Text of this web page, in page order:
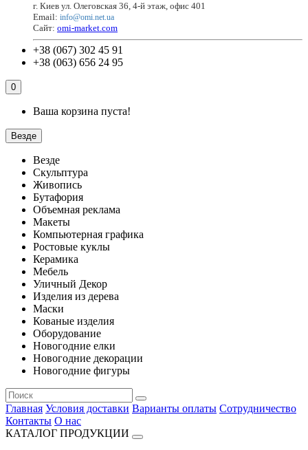
г. Киев ул. Олеговская 36, 4-й этаж, офис 401
Email: info@omi.net.ua
Сайт: omi-market.com
+38 (067) 302 45 91
+38 (063) 656 24 95
0
Ваша корзина пуста!
Везде
Везде
Скульптура
Живопись
Бутафория
Объемная реклама
Макеты
Компьютерная графика
Ростовые куклы
Керамика
Мебель
Уличный Декор
Изделия из дерева
Маски
Кованые изделия
Оборудование
Новогодние елки
Новогодние декорации
Новогодние фигуры
Главная Условия доставки Варианты оплаты Сотрудничество
Контакты О нас
КАТАЛОГ ПРОДУКЦИИ